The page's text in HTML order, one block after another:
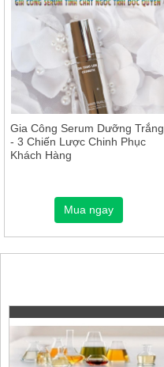
Gia Công Serum Dưỡng Trắng
- 3 Chiến Lược Chinh Phục
Khách Hàng
Mua ngay